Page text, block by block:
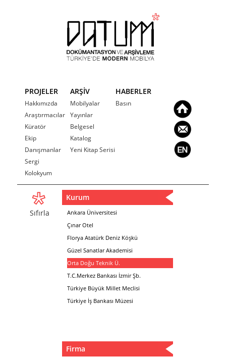
PROJELER
Hakkımızda
Araştırmacılar
Küratör
Ekip
Danışmanlar
Sergi
Kolokyum
ARŞİV
Mobilyalar
Yayınlar
Belgesel
Katalog
Yeni Kitap Serisi
HABERLER
Basın
Sıfırla
Kurum
Ankara Üniversitesi
Çınar Otel
Florya Atatürk Deniz Köşkü
Güzel Sanatlar Akademisi
Orta Doğu Teknik Ü.
T.C.Merkez Bankası İzmir Şb.
Türkiye Büyük Millet Meclisi
Türkiye İş Bankası Müzesi
Firma